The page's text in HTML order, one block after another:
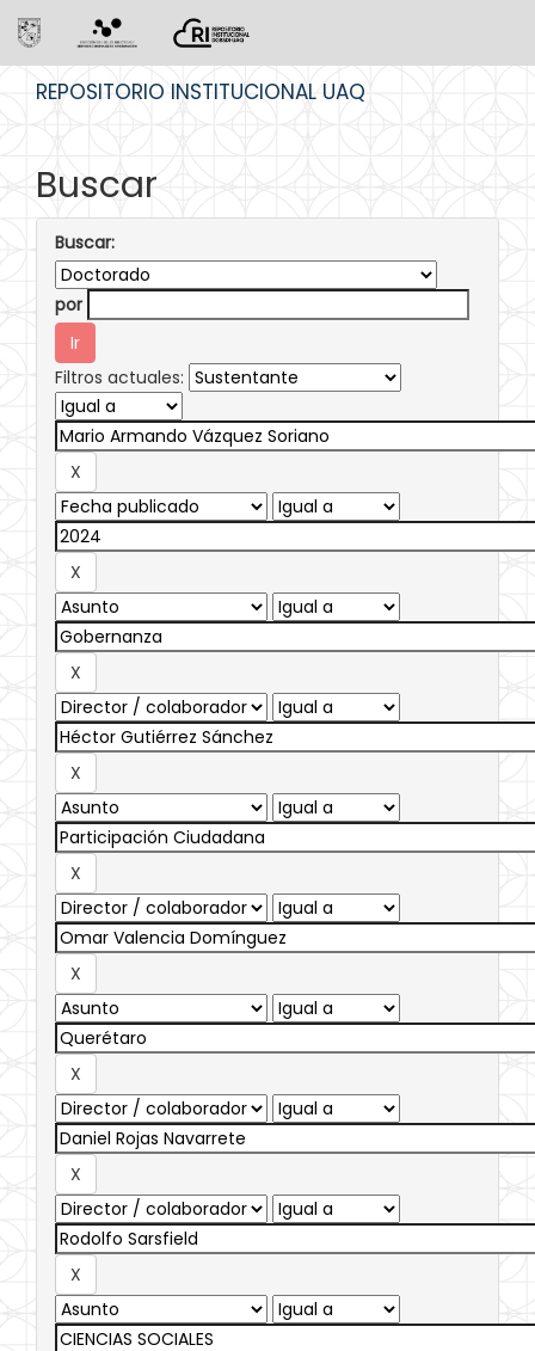
REPOSITORIO INSTITUCIONAL UAQ
Buscar
Buscar:
por
Filtros actuales: